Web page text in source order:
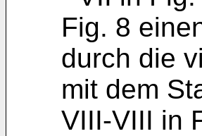
Fig. 8
durch die
mit dem
VIII-VIII in